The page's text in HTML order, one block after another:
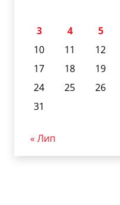
3
4 5
10
11 12
17
18 19
24
25 26
31
« Лип